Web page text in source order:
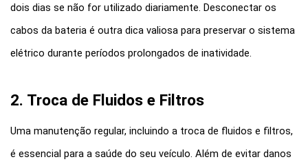
dois dias se não for utilizado diariamente. Desconectar os
cabos da bateria é outra dica valiosa para preservar o sistema
elétrico durante períodos prolongados de inatividade.
2. Troca de Fluidos e Filtros
Uma manutenção regular, incluindo a troca de fluidos e filtros,
é essencial para a saúde do seu veículo. Além de evitar danos